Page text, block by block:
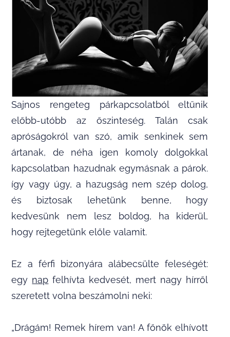
Sajnos rengeteg párkapcsolatból eltűnik
előbb-utóbb az őszinteség. Talán csak
apróságokról van szó, amik senkinek sem
ártanak, de néha igen komoly dolgokkal
kapcsolatban hazudnak egymásnak a párok.
így vagy úgy, a hazugság nem szép dolog,
és biztosak lehetünk benne, hogy
kedvesünk nem lesz boldog, ha kiderül,
hogy rejtegetünk előle valamit.
Ez a férfi bizonyára alábecsülte feleségét:
egy nap felhívta kedvesét, mert nagy hírről
szeretett volna beszámolni neki:
„Drágám! Remek hírem van! A főnök elhívott